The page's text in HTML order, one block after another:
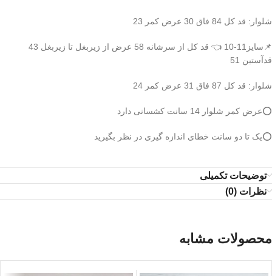
شلوار: قد کل 84 فاق 30 عرض کمر 23
📌سایز11-10 👈 قد کل از سرشانه 58 عرض از زیربغل تا زیربغل 43
قدآستین 51
شلوار: قد کل 87 فاق 31 عرض کمر 24
⭕️عرض کمر شلوار 14 سانت کشسانی دارد
⭕️یک تا دو سانت خطای اندازه گیری در نظر بگیرید
توضیحات تکمیلی
نظرات (0)
محصولات مشابه